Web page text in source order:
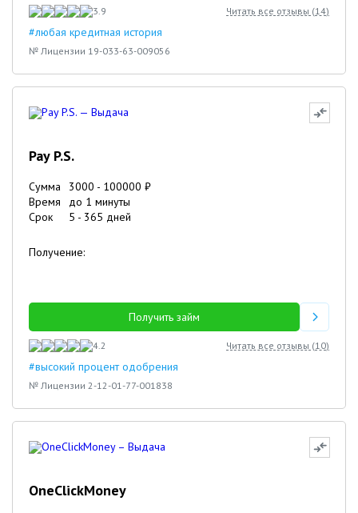
3.9 Читать все отзывы (14)
#любая кредитная история
№ Лицензии 19-033-63-009056
Pay P.S.
Сумма 3000 - 100000 ₽
Время
до 1 минуты
Срок
5 - 365 дней
Получение:
Получить займ
4.2 Читать все отзывы (10)
#высокий процент одобрения
№ Лицензии 2-12-01-77-001838
OneClickMoney